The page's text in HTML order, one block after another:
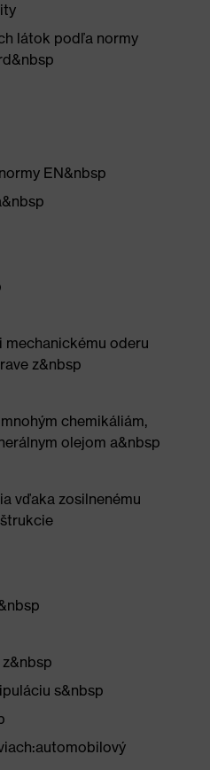
látok podľa normy
EN&nbsp
oderu
z&nbsp
chemikáliám,
olejom a&nbsp
vďaka zosilnenému
s&nbsp